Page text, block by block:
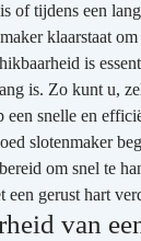
of tijdens een
klaarstaat
is
is. Zo kunt u,
een snelle en
slotenmaker
om snel te
een gerust hart
van